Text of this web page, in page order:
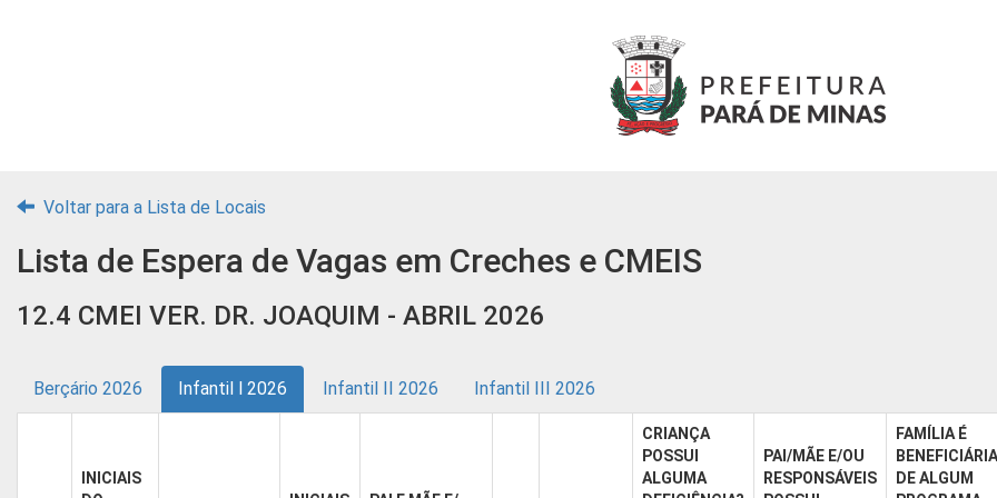
Voltar para a Lista de Locais
Lista de Espera de Vagas em Creches e CMEIS
12.4 CMEI VER. DR. JOAQUIM - ABRIL 2026
Berçário 2026 Infantil l 2026 Infantil II 2026 Infantil III 2026
INICIAIS
CRIANÇA
POSSUI
ALGUMA
PAI/MÃE E/OU
RESPONSÁVEIS
FAMÍLIA É
BENEFICIÁRIA
DE ALGUM